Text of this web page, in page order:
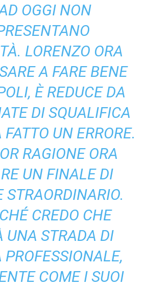
OGGI NON
LORENZO ORA
A FARE BENE
È REDUCE DA
DI SQUALIFICA
UN ERRORE.
RAGIONE ORA
UN FINALE DI
STRAORDINARIO.
CREDO CHE
UNA STRADA DI
PROFESSIONALE,
COME I SUOI